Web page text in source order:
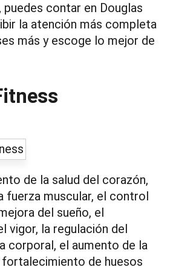
contar en Douglas
la atención más completa
más y escoge lo mejor de
de la salud del corazón,
fuerza muscular, el control
del sueño, el
vigor, la regulación del
corporal, el aumento de la
de huesos